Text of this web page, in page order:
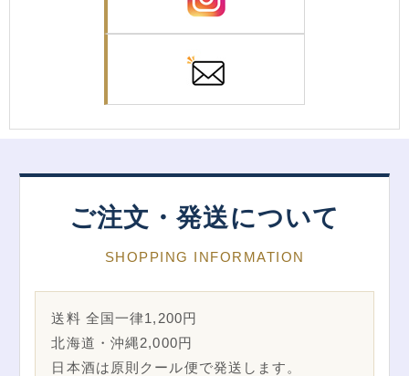
ご注文・発送について
SHOPPING INFORMATION
送料 全国一律1,200円
北海道・沖縄2,000円
日本酒は原則クール便で発送します。